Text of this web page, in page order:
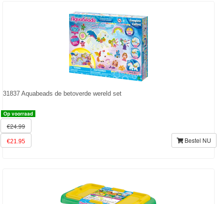
Back
to
School
Strandlaken
Kinderkamer
31837 Aquabeads de betoverde wereld set
Op voorraad
€24.99
€21.95 Bestel NU